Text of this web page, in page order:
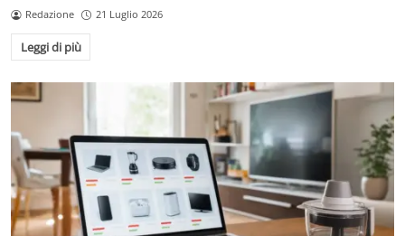
Redazione 21 Luglio 2026
Leggi di più